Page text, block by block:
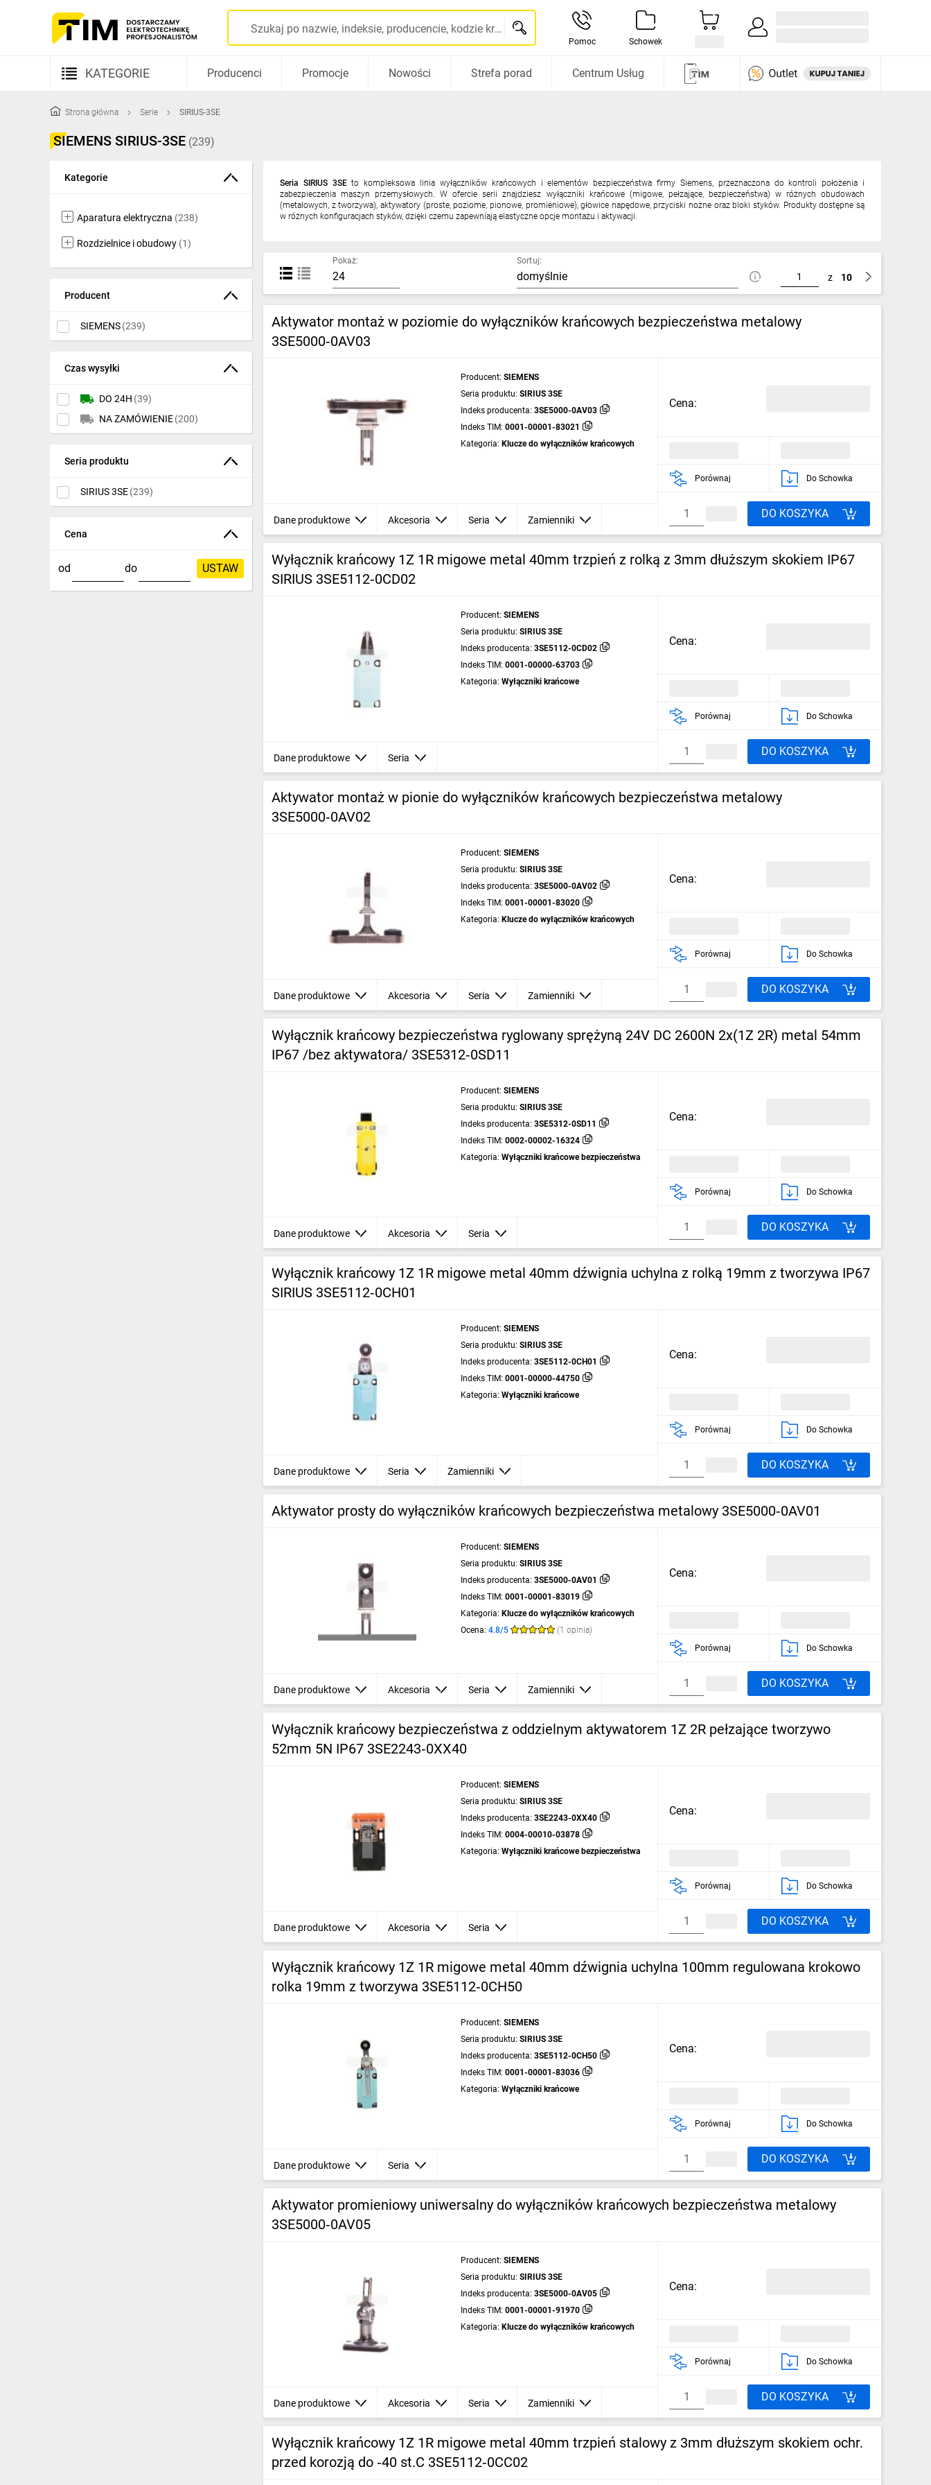
Szukaj po nazwie, indeksie, producencie, kodzie kreskowym...
Pomoc Schowek
KATEGORIE
Kable i przewody
Fotowoltaika
Gniazda i łączniki
Źródła światła
Oprawy oświetleniowe
Ochrona odgromowa
Ogrzewanie
Elektronarzędzia i mierniki
Domofony i dzwonki
Dom i ogród
Producenci Promocje Nowości Strefa porad Centrum Usług
Strona główna Serie SIRIUS-3SE
SIEMENS SIRIUS-3SE (239)
Kategorie
Aparatura elektryczna (238)
Rozdzielnice i obudowy (1)
Producent
SIEMENS(239)
Czas wysyłki
DO 24H (39)
NA ZAMÓWIENIE(200)
Seria produktu
SIRIUS 3SE(239)
Cena
od do USTAW
Seria SIRIUS 3SEto kompleksowa linia wyłączników krańcowych i elementów bezpieczeństwa firmy Siemens, przeznaczona do kontroli położenia i
zabezpieczenia maszyn przemysłowych. W ofercie serii znajdziesz wyłączniki krańcowe (migowe, pełzające, bezpieczeństwa) w różnych obudowach
(metalowych, z tworzywa), aktywatory (proste, poziome, pionowe, promieniowe), głowice napędowe, przyciski nożne oraz bloki styków. Produkty dostępne są
w różnych konfiguracjach styków, dzięki czemu zapewniają elastyczne opcje montażu i aktywacji.
Pokaż: Sortuj:
z 10
Aktywator montaż w poziomie do wyłączników krańcowych bezpieczeństwa metalowy
3SE5000‑0AV03
Producent: SIEMENS
Seria produktu: SIRIUS 3SE
Indeks producenta: 3SE5000-0AV03
Indeks TIM: 0001-00001-83021
Kategoria: Klucze do wyłączników krańcowych
Dane produktowe Akcesoria Seria Zamienniki
Cena:
Porównaj Do Schowka
DO KOSZYKA
Wyłącznik krańcowy 1Z 1R migowe metal 40mm trzpień z rolką z 3mm dłuższym skokiem IP67
SIRIUS 3SE5112‑0CD02
Producent: SIEMENS
Seria produktu: SIRIUS 3SE
Indeks producenta: 3SE5112-0CD02
Indeks TIM: 0001-00000-63703
Kategoria: Wyłączniki krańcowe
Dane produktowe Seria
Cena:
Porównaj Do Schowka
DO KOSZYKA
Aktywator montaż w pionie do wyłączników krańcowych bezpieczeństwa metalowy
3SE5000‑0AV02
Producent: SIEMENS
Seria produktu: SIRIUS 3SE
Indeks producenta: 3SE5000-0AV02
Indeks TIM: 0001-00001-83020
Kategoria: Klucze do wyłączników krańcowych
Dane produktowe Akcesoria Seria Zamienniki
Cena:
Porównaj Do Schowka
DO KOSZYKA
Wyłącznik krańcowy bezpieczeństwa ryglowany sprężyną 24V DC 2600N 2x(1Z 2R) metal 54mm
IP67 /bez aktywatora/ 3SE5312‑0SD11
Producent: SIEMENS
Seria produktu: SIRIUS 3SE
Indeks producenta: 3SE5312-0SD11
Indeks TIM: 0002-00002-16324
Kategoria: Wyłączniki krańcowe bezpieczeństwa
Dane produktowe Akcesoria Seria
Cena:
Porównaj Do Schowka
DO KOSZYKA
Wyłącznik krańcowy 1Z 1R migowe metal 40mm dźwignia uchylna z rolką 19mm z tworzywa IP67
SIRIUS 3SE5112‑0CH01
Producent: SIEMENS
Seria produktu: SIRIUS 3SE
Indeks producenta: 3SE5112-0CH01
Indeks TIM: 0001-00000-44750
Kategoria: Wyłączniki krańcowe
Dane produktowe Seria Zamienniki
Cena:
Porównaj Do Schowka
DO KOSZYKA
Aktywator prosty do wyłączników krańcowych bezpieczeństwa metalowy 3SE5000‑0AV01
Producent: SIEMENS
Seria produktu: SIRIUS 3SE
Indeks producenta: 3SE5000-0AV01
Indeks TIM: 0001-00001-83019
Kategoria: Klucze do wyłączników krańcowych
Ocena: 4.8/5 (1 opinia)
Dane produktowe Akcesoria Seria Zamienniki
Cena:
Porównaj Do Schowka
DO KOSZYKA
Wyłącznik krańcowy bezpieczeństwa z oddzielnym aktywatorem 1Z 2R pełzające tworzywo
52mm 5N IP67 3SE2243‑0XX40
Producent: SIEMENS
Seria produktu: SIRIUS 3SE
Indeks producenta: 3SE2243-0XX40
Indeks TIM: 0004-00010-03878
Kategoria: Wyłączniki krańcowe bezpieczeństwa
Dane produktowe Akcesoria Seria
Cena:
Porównaj Do Schowka
DO KOSZYKA
Wyłącznik krańcowy 1Z 1R migowe metal 40mm dźwignia uchylna 100mm regulowana krokowo
rolka 19mm z tworzywa 3SE5112‑0CH50
Producent: SIEMENS
Seria produktu: SIRIUS 3SE
Indeks producenta: 3SE5112-0CH50
Indeks TIM: 0001-00001-83036
Kategoria: Wyłączniki krańcowe
Dane produktowe Seria
Cena:
Porównaj Do Schowka
DO KOSZYKA
Aktywator promieniowy uniwersalny do wyłączników krańcowych bezpieczeństwa metalowy
3SE5000‑0AV05
Producent: SIEMENS
Seria produktu: SIRIUS 3SE
Indeks producenta: 3SE5000-0AV05
Indeks TIM: 0001-00001-91970
Kategoria: Klucze do wyłączników krańcowych
Dane produktowe Akcesoria Seria Zamienniki
Cena:
Porównaj Do Schowka
DO KOSZYKA
Wyłącznik krańcowy 1Z 1R migowe metal 40mm trzpień stalowy z 3mm dłuższym skokiem ochr.
przed korozją do ‑40 st.C 3SE5112‑0CC02